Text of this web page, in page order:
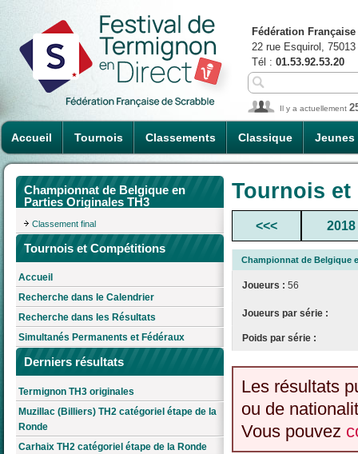
Accueil Tournois Classements Classique Jeunes
Fédération
22 rue Esquirol,
Tél : 01.53.92.53.20
Il y a actuellement
Championnat de Belgique en
Parties Originales TH3
Classement final
Tournois et Compétitions
Accueil
Recherche dans le Calendrier
Recherche dans les Résultats
Simultanés Permanents et Fédéraux
Derniers résultats
Termignon TH3 originales
Muzillac (Billiers) TH2 catégoriel étape de la
Ronde
Carhaix TH2 catégoriel étape de la Ronde
Tournois
<<< 2018
Championnat de Belgique
Joueurs : 56
Joueurs par série :
Poids par série :
Les résultats
ou de
Vous pouvez